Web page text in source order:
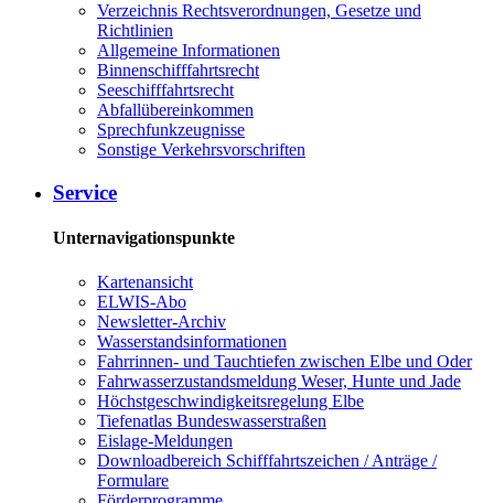
Verzeichnis Rechtsverordnungen, Gesetze und
Richtlinien
Allgemeine Informationen
Binnenschifffahrtsrecht
Seeschifffahrtsrecht
Abfallübereinkommen
Sprechfunkzeugnisse
Sonstige Verkehrsvorschriften
Service
Unternavigationspunkte
Kartenansicht
ELWIS-Abo
Newsletter-Archiv
Wasserstandsinformationen
Fahrrinnen- und Tauchtiefen zwischen Elbe und Oder
Fahrwasserzustandsmeldung Weser, Hunte und Jade
Höchstgeschwindigkeitsregelung Elbe
Tiefenatlas Bundeswasserstraßen
Eislage-Meldungen
Downloadbereich Schifffahrtszeichen / Anträge /
Formulare